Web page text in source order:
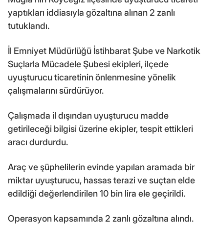
yaptıkları iddiasıyla gözaltına alınan 2 zanlı
tutuklandı.
İl Emniyet Müdürlüğü İstihbarat Şube ve Narkotik
Suçlarla Mücadele Şubesi ekipleri, ilçede
uyuşturucu ticaretinin önlenmesine yönelik
çalışmalarını sürdürüyor.
Çalışmada il dışından uyuşturucu madde
getirileceği bilgisi üzerine ekipler, tespit ettikleri
aracı durdurdu.
Araç ve şüphelilerin evinde yapılan aramada bir
miktar uyuşturucu, hassas terazi ve suçtan elde
edildiği değerlendirilen 10 bin lira ele geçirildi.
Operasyon kapsamında 2 zanlı gözaltına alındı.